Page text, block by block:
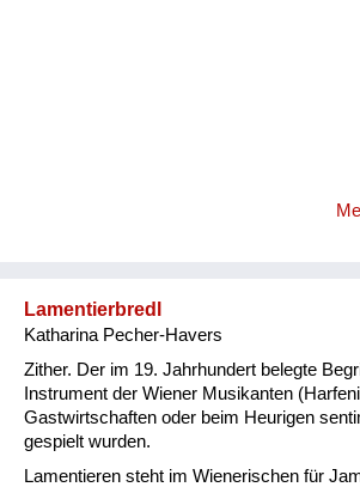
Lamentierbredl
Katharina Pecher-Havers
Zither. Der im 19. Jahrhundert belegte
Instrument der Wiener Musikanten
Gastwirtschaften oder beim Heurigen
gespielt wurden.
Lamentieren steht im Wienerischen für